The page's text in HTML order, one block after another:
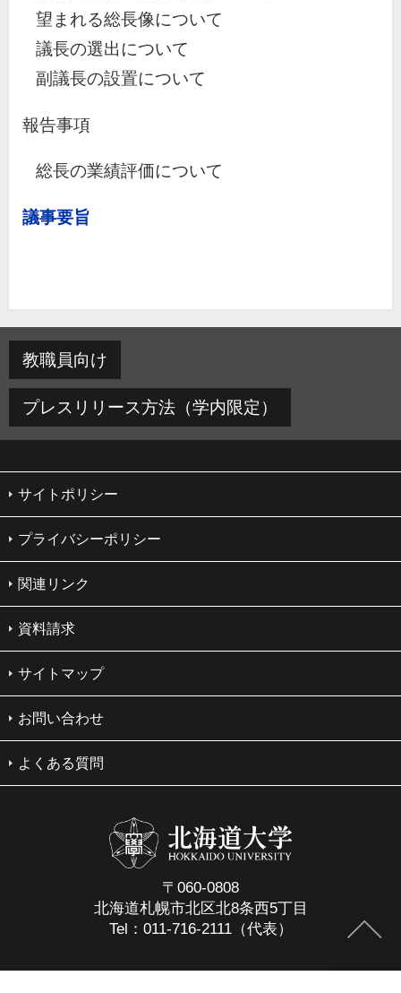
望まれる総長像について
議長の選出について
副議長の設置について
報告事項
総長の業績評価について
議事要旨
教職員向け
プレスリリース方法（学内限定）
サイトポリシー
プライバシーポリシー
関連リンク
資料請求
サイトマップ
お問い合わせ
よくある質問
〒060-0808
北海道札幌市北区北8条西5丁目
Tel：011-716-2111（代表）